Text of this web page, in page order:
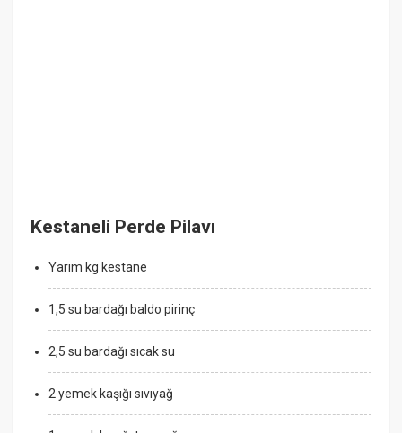
Kestaneli Perde Pilavı
Yarım kg kestane
1,5 su bardağı baldo pirinç
2,5 su bardağı sıcak su
2 yemek kaşığı sıvıyağ